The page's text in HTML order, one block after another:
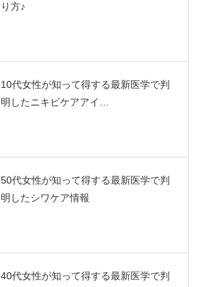
り方♪
10代女性が知って得する最新医学で判
明したニキビケアアイ…
50代女性が知って得する最新医学で判
明したシワケア情報
40代女性が知って得する最新医学で判